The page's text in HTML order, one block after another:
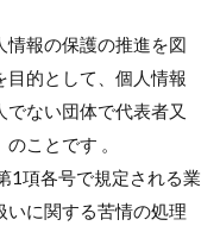
情報の保護の推進を図
目的として、個人情報
ない団体で代表者又
ことです 。
1項各号で規定される業
に関する苦情の処理